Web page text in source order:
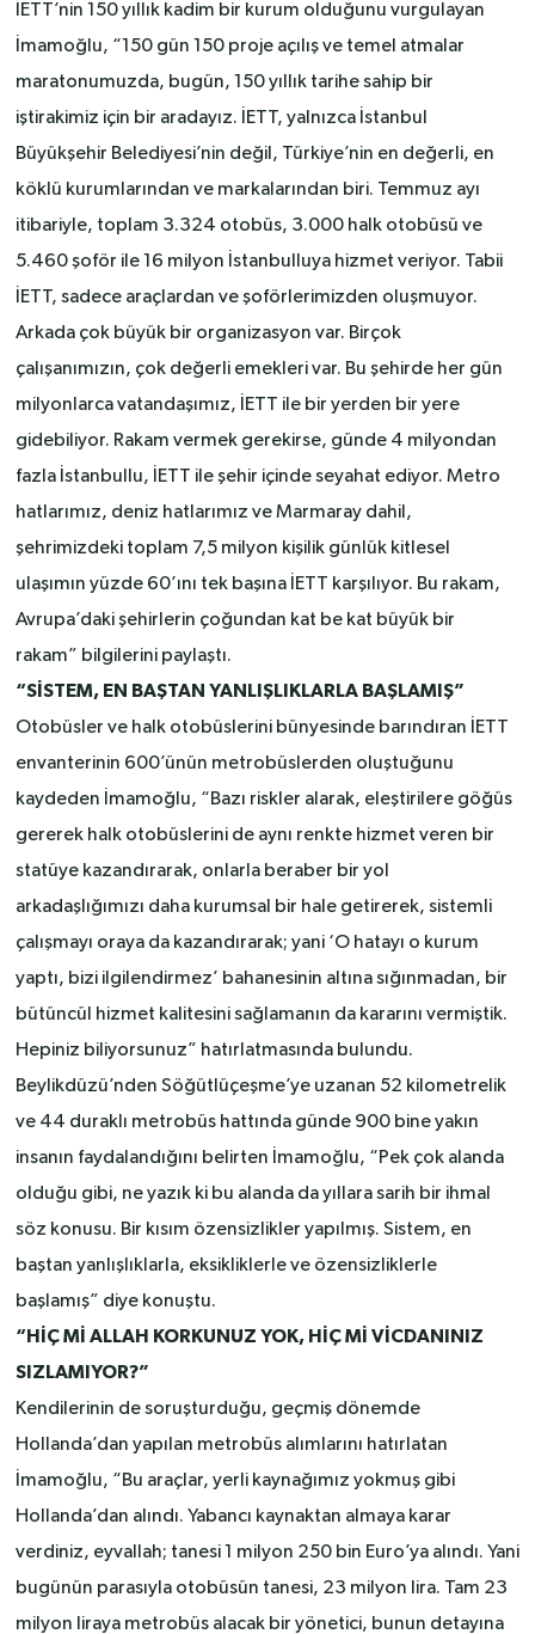
İETT’nin 150 yıllık kadim bir kurum olduğunu vurgulayan
İmamoğlu, “150 gün 150 proje açılış ve temel atmalar
maratonumuzda, bugün, 150 yıllık tarihe sahip bir
iştirakimiz için bir aradayız. İETT, yalnızca İstanbul
Büyükşehir Belediyesi’nin değil, Türkiye’nin en değerli, en
köklü kurumlarından ve markalarından biri. Temmuz ayı
itibariyle, toplam 3.324 otobüs, 3.000 halk otobüsü ve
5.460 şoför ile 16 milyon İstanbulluya hizmet veriyor. Tabii
İETT, sadece araçlardan ve şoförlerimizden oluşmuyor.
Arkada çok büyük bir organizasyon var. Birçok
çalışanımızın, çok değerli emekleri var. Bu şehirde her gün
milyonlarca vatandaşımız, İETT ile bir yerden bir yere
gidebiliyor. Rakam vermek gerekirse, günde 4 milyondan
fazla İstanbullu, İETT ile şehir içinde seyahat ediyor. Metro
hatlarımız, deniz hatlarımız ve Marmaray dahil,
şehrimizdeki toplam 7,5 milyon kişilik günlük kitlesel
ulaşımın yüzde 60’ını tek başına İETT karşılıyor. Bu rakam,
Avrupa’daki şehirlerin çoğundan kat be kat büyük bir
rakam” bilgilerini paylaştı.
“SİSTEM, EN BAŞTAN YANLIŞLIKLARLA BAŞLAMIŞ”
Otobüsler ve halk otobüslerini bünyesinde barındıran İETT
envanterinin 600’ünün metrobüslerden oluştuğunu
kaydeden İmamoğlu, “Bazı riskler alarak, eleştirilere göğüs
gererek halk otobüslerini de aynı renkte hizmet veren bir
statüye kazandırarak, onlarla beraber bir yol
arkadaşlığımızı daha kurumsal bir hale getirerek, sistemli
çalışmayı oraya da kazandırarak; yani ‘O hatayı o kurum
yaptı, bizi ilgilendirmez’ bahanesinin altına sığınmadan, bir
bütüncül hizmet kalitesini sağlamanın da kararını vermiştik.
Hepiniz biliyorsunuz” hatırlatmasında bulundu.
Beylikdüzü’nden Söğütlüçeşme’ye uzanan 52 kilometrelik
ve 44 duraklı metrobüs hattında günde 900 bine yakın
insanın faydalandığını belirten İmamoğlu, “Pek çok alanda
olduğu gibi, ne yazık ki bu alanda da yıllara sarih bir ihmal
söz konusu. Bir kısım özensizlikler yapılmış. Sistem, en
baştan yanlışlıklarla, eksikliklerle ve özensizliklerle
başlamış” diye konuştu.
“HİÇ Mİ ALLAH KORKUNUZ YOK, HİÇ Mİ VİCDANINIZ
SIZLAMIYOR?”
Kendilerinin de soruşturduğu, geçmiş dönemde
Hollanda’dan yapılan metrobüs alımlarını hatırlatan
İmamoğlu, “Bu araçlar, yerli kaynağımız yokmuş gibi
Hollanda’dan alındı. Yabancı kaynaktan almaya karar
verdiniz, eyvallah; tanesi 1 milyon 250 bin Euro’ya alındı. Yani
bugünün parasıyla otobüsün tanesi, 23 milyon lira. Tam 23
milyon liraya metrobüs alacak bir yönetici, bunun detayına